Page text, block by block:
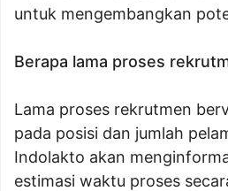
untuk mengembangkan
Berapa lama proses
Lama proses rekrutmen
pada posisi dan jumlah
Indolakto akan
estimasi waktu proses